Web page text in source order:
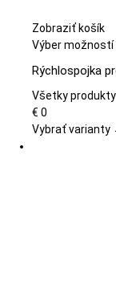
Zobraziť košík
Výber možností
Rýchlospojka
Všetky
€ 0
Vybrať varianty